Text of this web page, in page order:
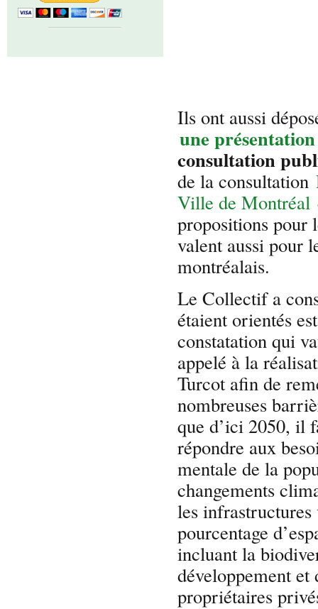
Ils ont aussi
une
consultation
de la consultation
Ville de Montréal
propositions pour
valent aussi pour
montréalais.
Le Collectif a
étaient orientés
constatation qui
appelé à la
Turcot afin de
nombreuses
que d’ici 2050, il
répondre aux
mentale de la
changements
les
pourcentage
incluant la
développement et
propriétaires